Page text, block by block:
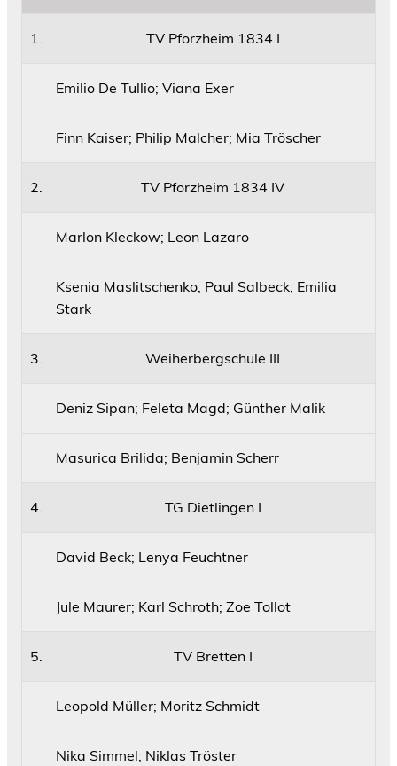
1. TV Pforzheim 1834 I
Emilio De Tullio; Viana Exer
Finn Kaiser; Philip Malcher; Mia Tröscher
2. TV Pforzheim 1834 IV
Marlon Kleckow; Leon Lazaro
Ksenia Maslitschenko; Paul Salbeck; Emilia
Stark
3. Weiherbergschule III
Deniz Sipan; Feleta Magd; Günther Malik
Masurica Brilida; Benjamin Scherr
4. TG Dietlingen I
David Beck; Lenya Feuchtner
Jule Maurer; Karl Schroth; Zoe Tollot
5. TV Bretten I
Leopold Müller; Moritz Schmidt
Nika Simmel; Niklas Tröster